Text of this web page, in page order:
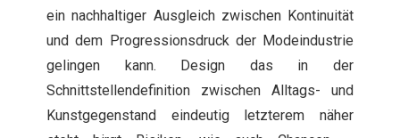
ein nachhaltiger Ausgleich zwischen Kontinuität
und dem Progressionsdruck der Modeindustrie
gelingen kann. Design das in der
Schnittstellendefinition zwischen Alltags- und
Kunstgegenstand eindeutig letzterem näher